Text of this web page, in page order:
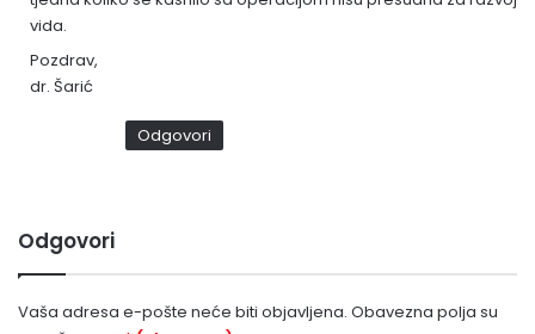
vida.
Pozdrav,
dr. Šarić
Odgovori
Odgovori
Vaša adresa e-pošte neće biti objavljena. Obavezna polja su